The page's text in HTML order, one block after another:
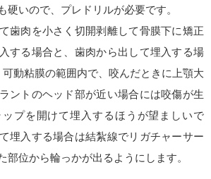
硬いので、プレドリルが必要です。
歯肉を小さく切開剥離して骨膜下に矯正
する場合と、歯肉から出して埋入する場
動粘膜の範囲内で、咬んだときに上顎大
ントのヘッド部が近い場合には咬傷が生
プを開けて埋入するほうが望ましいで
埋入する場合は結紮線でリガチャーサー
部位から輪っかが出るようにします。